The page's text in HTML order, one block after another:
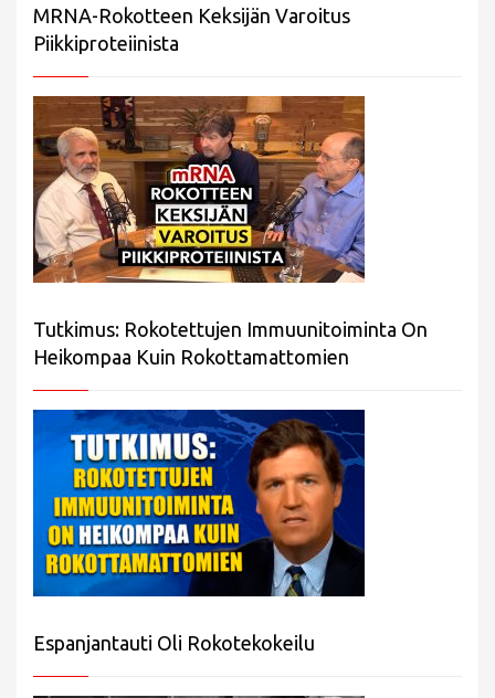
MRNA-Rokotteen Keksijän Varoitus
Piikkiproteiinista
Tutkimus: Rokotettujen Immuunitoiminta On
Heikompaa Kuin Rokottamattomien
Espanjantauti Oli Rokotekokeilu